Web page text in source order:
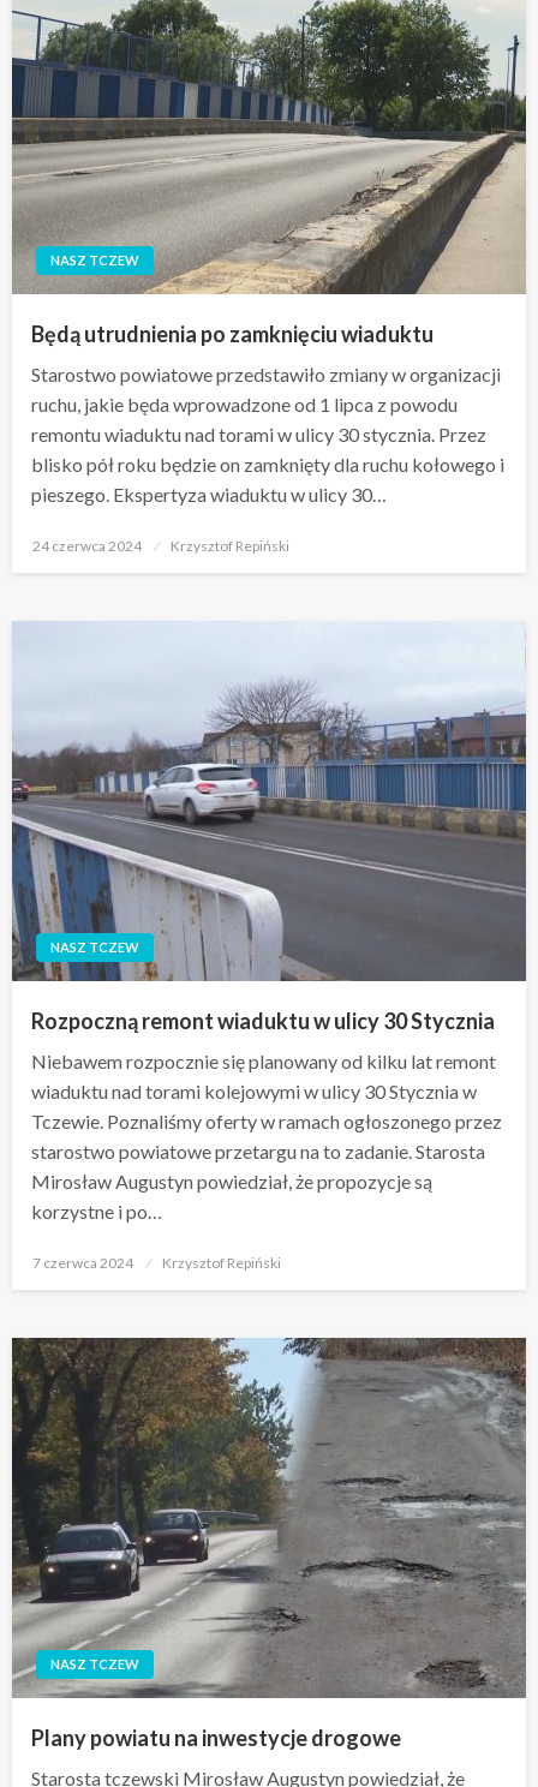
NASZ TCZEW
Będą utrudnienia po zamknięciu wiaduktu
Starostwo powiatowe przedstawiło zmiany w organizacji
ruchu, jakie będa wprowadzone od 1 lipca z powodu
remontu wiaduktu nad torami w ulicy 30 stycznia. Przez
blisko pół roku będzie on zamknięty dla ruchu kołowego i
pieszego. Ekspertyza wiaduktu w ulicy 30…
Opublikowane
24 czerwca 2024 Krzysztof Repiński
NASZ TCZEW
Rozpoczną remont wiaduktu w ulicy 30 Stycznia
Niebawem rozpocznie się planowany od kilku lat remont
wiaduktu nad torami kolejowymi w ulicy 30 Stycznia w
Tczewie. Poznaliśmy oferty w ramach ogłoszonego przez
starostwo powiatowe przetargu na to zadanie. Starosta
Mirosław Augustyn powiedział, że propozycje są
korzystne i po…
Opublikowane
7 czerwca 2024 Krzysztof Repiński
NASZ TCZEW
Plany powiatu na inwestycje drogowe
Starosta tczewski Mirosław Augustyn powiedział, że